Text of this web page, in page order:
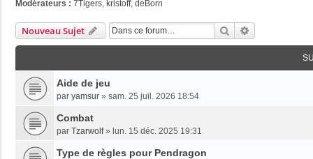
Modérateurs : 7Tigers, kristoff, deBorn
Nouveau Sujet Rechercher
Aide de jeu
par yamsur » sam. 25 juil. 2026 18:54
Combat
par Tzarwolf» lun. 15 déc. 2025 19:31
Type de règles pour Pendragon